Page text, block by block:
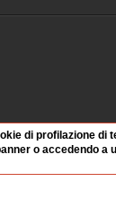
video
di profilazione di
o accedendo